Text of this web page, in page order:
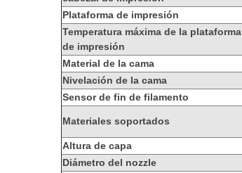
Plataforma de impresión
Temperatura máxima de la plataforma
de impresión
Material de la cama
Nivelación de la cama
Sensor de fin de filamento
Materiales soportados
Altura de capa
Diámetro del nozzle